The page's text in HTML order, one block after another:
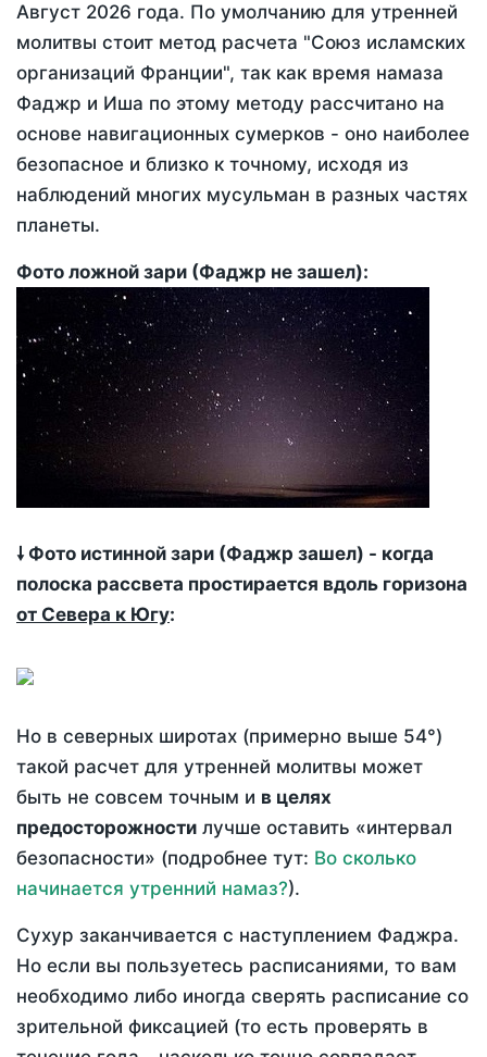
Август 2026 года. По умолчанию для утренней
молитвы стоит метод расчета "Союз исламских
организаций Франции", так как время намаза
Фаджр и Иша по этому методу рассчитано на
основе навигационных сумерков - оно наиболее
безопасное и близко к точному, исходя из
наблюдений многих мусульман в разных частях
планеты.
Фото ложной зари (Фаджр не зашел):
🠗 Фото истинной зари (Фаджр зашел) - когда
полоска рассвета простирается вдоль горизона
от Севера к Югу:
Но в северных широтах (примерно выше 54°)
такой расчет для утренней молитвы может
быть не совсем точным и в целях
предосторожности лучше оставить «интервал
безопасности» (подробнее тут: Во сколько
начинается утренний намаз?).
Сухур заканчивается с наступлением Фаджра.
Но если вы пользуетесь расписаниями, то вам
необходимо либо иногда сверять расписание со
зрительной фиксацией (то есть проверять в